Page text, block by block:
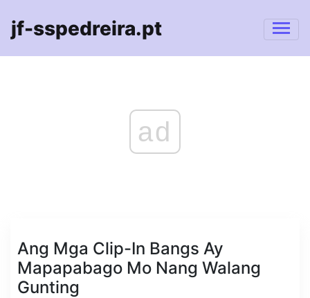
jf-sspedreira.pt
ad
Ang Mga Clip-In Bangs Ay
Mapapabago Mo Nang Walang
Gunting